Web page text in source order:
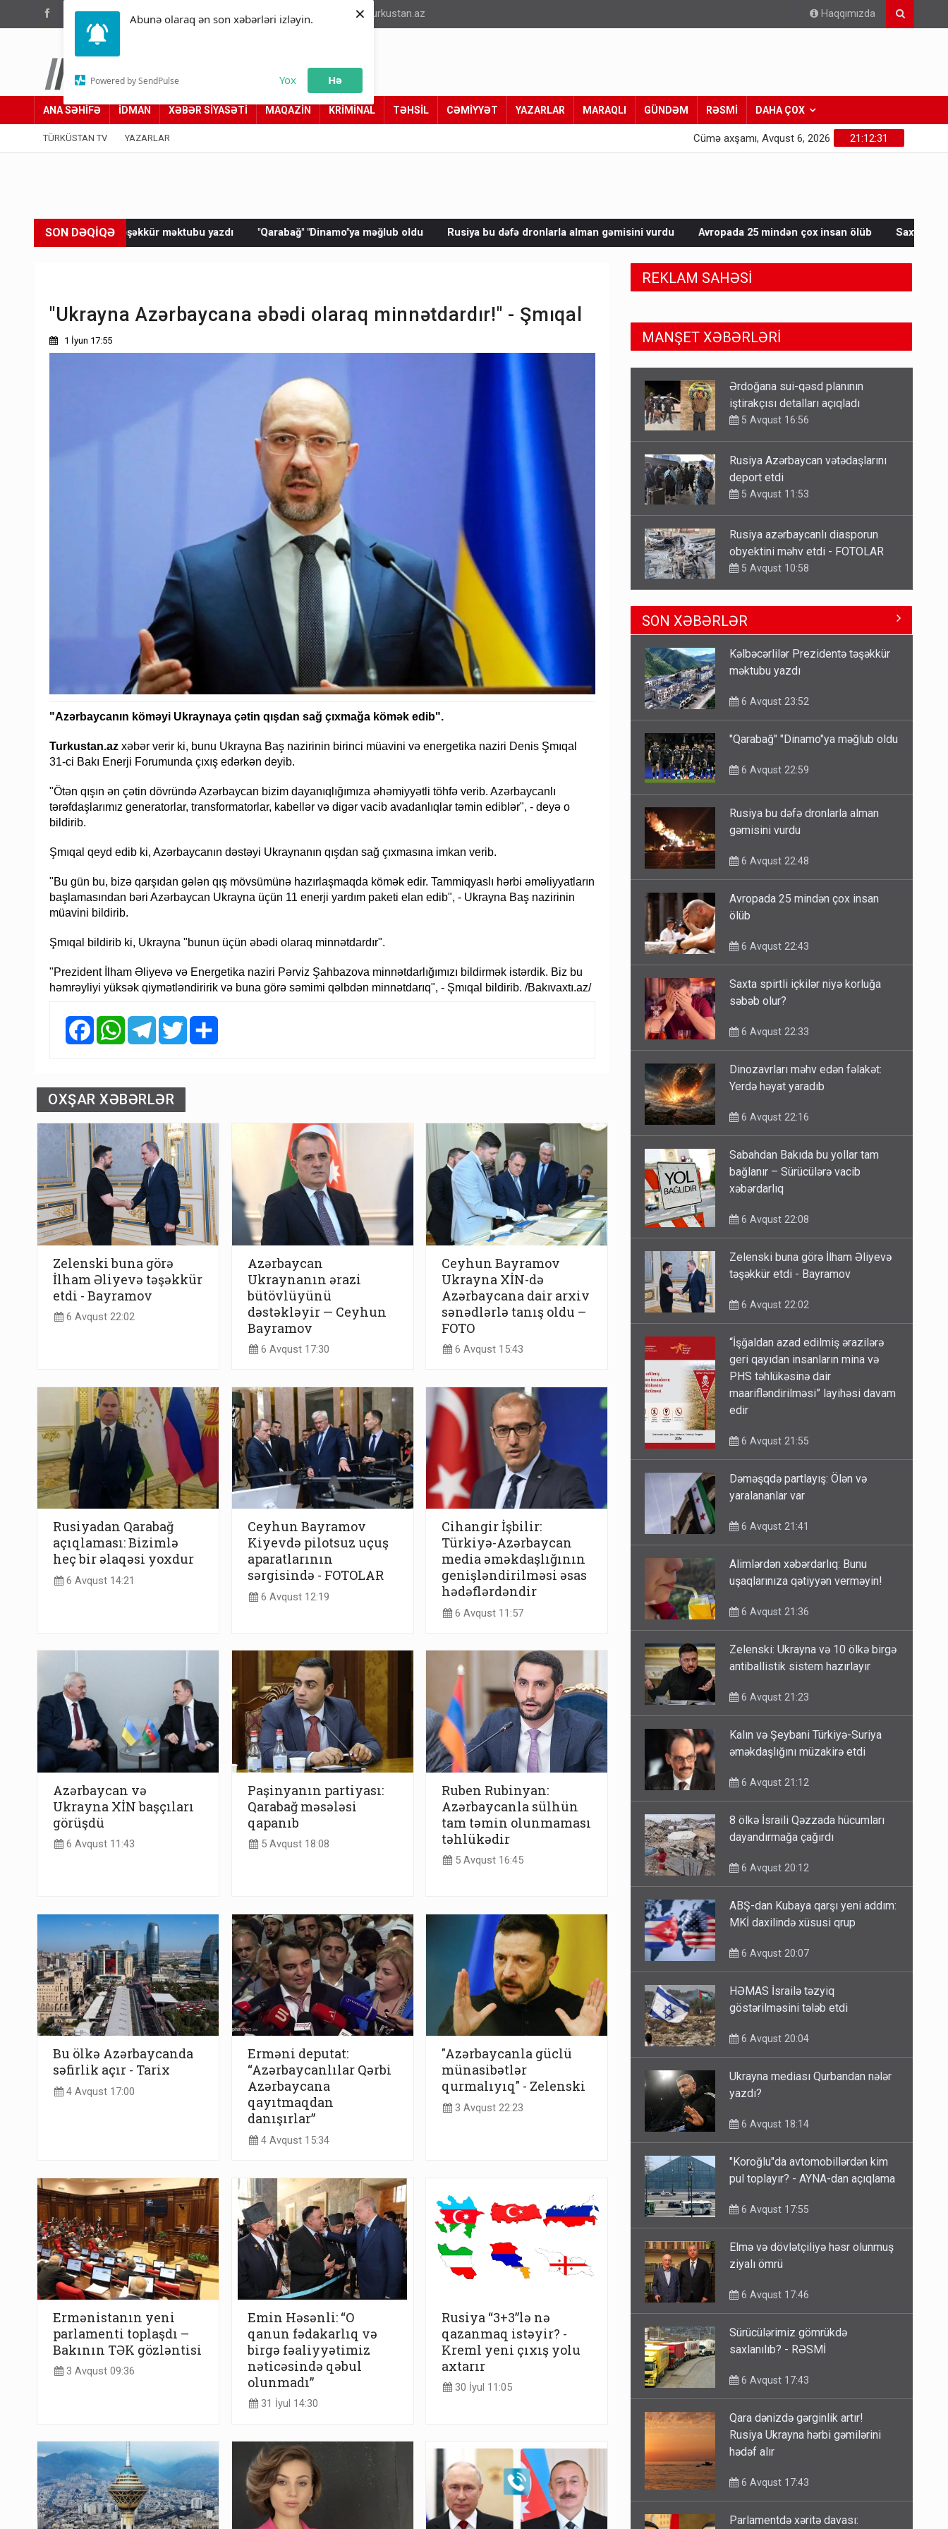
Abunə olaraq ən son xəbərləri izləyin.
Powered by SendPulse Yox Hə
×
(012) 449 94 05 info@turkustan.az Haqqımızda
Türküstan.az
Adımız yolumuzdur
ANA SƏHİFƏ İDMAN XƏBƏR SİYASƏTİ MAQAZİN KRİMİNAL TƏHSİL CƏMİYYƏT YAZARLAR MARAQLI GÜNDƏM RƏSMİ DAHA ÇOX
TÜRKÜSTAN TV YAZARLAR 21:12:32
Cümə axşamı, Avqust 6, 2026
SON DƏQİQƏ
təşəkkür məktubu yazdı "Qarabağ" "Dinamo"ya məğlub oldu Rusiya bu dəfə dronlarla alman gəmisini vurdu Avropada 25 mindən çox insan ölüb Saxta spirtli içkilər niyə korluğa
"Ukrayna Azərbaycana əbədi olaraq minnətdardır!" - Şmıqal
1 İyun 17:55
"Azərbaycanın köməyi Ukraynaya çətin qışdan sağ çıxmağa kömək edib".
Turkustan.az xəbər verir ki, bunu Ukrayna Baş nazirinin birinci müavini və energetika naziri Denis Şmıqal
31-ci Bakı Enerji Forumunda çıxış edərkən deyib.
"Ötən qışın ən çətin dövründə Azərbaycan bizim dayanıqlığımıza əhəmiyyətli töhfə verib. Azərbaycanlı
tərəfdaşlarımız generatorlar, transformatorlar, kabellər və digər vacib avadanlıqlar təmin ediblər", - deyə o
bildirib.
Şmıqal qeyd edib ki, Azərbaycanın dəstəyi Ukraynanın qışdan sağ çıxmasına imkan verib.
"Bu gün bu, bizə qarşıdan gələn qış mövsümünə hazırlaşmaqda kömək edir. Tammiqyaslı hərbi əməliyyatların
başlamasından bəri Azərbaycan Ukrayna üçün 11 enerji yardım paketi elan edib", - Ukrayna Baş nazirinin
müavini bildirib.
Şmıqal bildirib ki, Ukrayna "bunun üçün əbədi olaraq minnətdardır".
"Prezident İlham Əliyevə və Energetika naziri Pərviz Şahbazova minnətdarlığımızı bildirmək istərdik. Biz bu
həmrəyliyi yüksək qiymətləndiririk və buna görə səmimi qəlbdən minnətdarıq", - Şmıqal bildirib. /Bakıvaxtı.az/
FacebookWhatsAppTelegramTwitter
OXŞAR XƏBƏRLƏR
Zelenski buna görə
İlham Əliyevə təşəkkür
etdi - Bayramov
6 Avqust 22:02
Azərbaycan
Ukraynanın ərazi
bütövlüyünü
dəstəkləyir — Ceyhun
Bayramov
6 Avqust 17:30
Ceyhun Bayramov
Ukrayna XİN-də
Azərbaycana dair arxiv
sənədlərlə tanış oldu –
FOTO
6 Avqust 15:43
Rusiyadan Qarabağ
açıqlaması: Bizimlə
heç bir əlaqəsi yoxdur
6 Avqust 14:21
Ceyhun Bayramov
Kiyevdə pilotsuz uçuş
aparatlarının
sərgisində - FOTOLAR
6 Avqust 12:19
Cihangir İşbilir:
Türkiyə-Azərbaycan
media əməkdaşlığının
genişləndirilməsi əsas
hədəflərdəndir
6 Avqust 11:57
Azərbaycan və
Ukrayna XİN başçıları
görüşdü
6 Avqust 11:43
Paşinyanın partiyası:
Qarabağ məsələsi
qapanıb
5 Avqust 18:08
Ruben Rubinyan:
Azərbaycanla sülhün
tam təmin olunmaması
təhlükədir
5 Avqust 16:45
Bu ölkə Azərbaycanda
səfirlik açır - Tarix
4 Avqust 17:00
Erməni deputat:
“Azərbaycanlılar Qərbi
Azərbaycana
qayıtmaqdan
danışırlar”
4 Avqust 15:34
"Azərbaycanla güclü
münasibətlər
qurmalıyıq" - Zelenski
3 Avqust 22:23
Ermənistanın yeni
parlamenti toplaşdı –
Bakının TƏK gözləntisi
3 Avqust 09:36
Emin Həsənli: “O
qanun fədakarlıq və
birgə fəaliyyətimiz
nəticəsində qəbul
olunmadı”
31 İyul 14:30
Rusiya “3+3”lə nə
qazanmaq istəyir? -
Kreml yeni çıxış yolu
axtarır
30 İyul 11:05
REKLAM SAHƏSİ
MANŞET XƏBƏRLƏRİ
Rusiya Azərbaycan vətədaşlarını
deport etdi
5 Avqust 11:53
Rusiya azərbaycanlı diasporun
obyektini məhv etdi - FOTOLAR
5 Avqust 10:58
Bu tarixdən HAVALAR DƏYİŞİR -
İSTİLƏR BİTİR
4 Avqust 22:04
ŞOK! David Seliverstov ölkədən
qaçdı
gedə biləcəksiniz - SİYAHI
iştirakçısı detalları açıqladı
SON XƏBƏRLƏR
Kəlbəcərlilər Prezidentə təşəkkür
məktubu yazdı
6 Avqust 23:52
"Qarabağ" "Dinamo"ya məğlub oldu
6 Avqust 22:59
Rusiya bu dəfə dronlarla alman
gəmisini vurdu
6 Avqust 22:48
Avropada 25 mindən çox insan
ölüb
6 Avqust 22:43
Saxta spirtli içkilər niyə korluğa
səbəb olur?
6 Avqust 22:33
Dinozavrları məhv edən fəlakət:
Yerdə həyat yaradıb
6 Avqust 22:16
Sabahdan Bakıda bu yollar tam
bağlanır – Sürücülərə vacib
xəbərdarlıq
6 Avqust 22:08
Zelenski buna görə İlham Əliyevə
təşəkkür etdi - Bayramov
6 Avqust 22:02
“İşğaldan azad edilmiş ərazilərə
geri qayıdan insanların mina və
PHS təhlükəsinə dair
maarifləndirilməsi” layihəsi davam
edir
6 Avqust 21:55
Dəməşqdə partlayış: Ölən və
yaralananlar var
6 Avqust 21:41
Alimlərdən xəbərdarlıq: Bunu
uşaqlarınıza qətiyyən verməyin!
6 Avqust 21:36
Zelenski: Ukrayna və 10 ölkə birgə
antiballistik sistem hazırlayır
6 Avqust 21:23
Kalın və Şeybani Türkiyə-Suriya
əməkdaşlığını müzakirə etdi
6 Avqust 21:12
8 ölkə İsraili Qəzzada hücumları
dayandırmağa çağırdı
6 Avqust 20:12
ABŞ-dan Kubaya qarşı yeni addım:
MKİ daxilində xüsusi qrup
6 Avqust 20:07
HƏMAS İsrailə təzyiq
göstərilməsini tələb etdi
6 Avqust 20:04
Ukrayna mediası Qurbandan nələr
yazdı?
6 Avqust 18:14
"Koroğlu"da avtomobillərdən kim
pul toplayır? - AYNA-dan açıqlama
6 Avqust 17:55
Elmə və dövlətçiliyə həsr olunmuş
ziyalı ömrü
6 Avqust 17:46
Sürücülərimiz gömrükdə
saxlanılıb? - RƏSMİ
6 Avqust 17:43
Qara dənizdə gərginlik artır!
Rusiya Ukrayna hərbi gəmilərini
hədəf alır
6 Avqust 17:43
Parlamentdə xəritə davası: